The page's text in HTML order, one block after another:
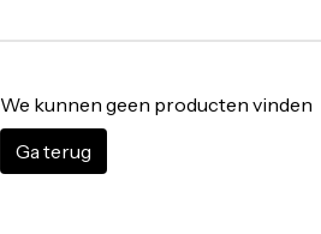
We kunnen geen producten vinden
Ga terug